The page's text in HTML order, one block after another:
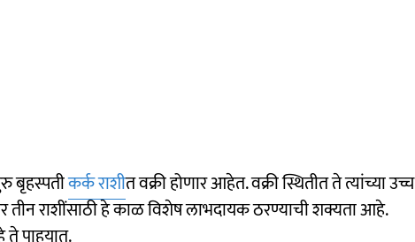
बृहस्पतीकर्क राशीत वक्री होणार आहेत. वक्री स्थितीत ते त्यांच्या उच्च
राशींसाठी हे काळ विशेष लाभदायक ठरण्याची शक्यता आहे.